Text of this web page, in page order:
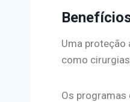
Uma proteção
como
Os programas